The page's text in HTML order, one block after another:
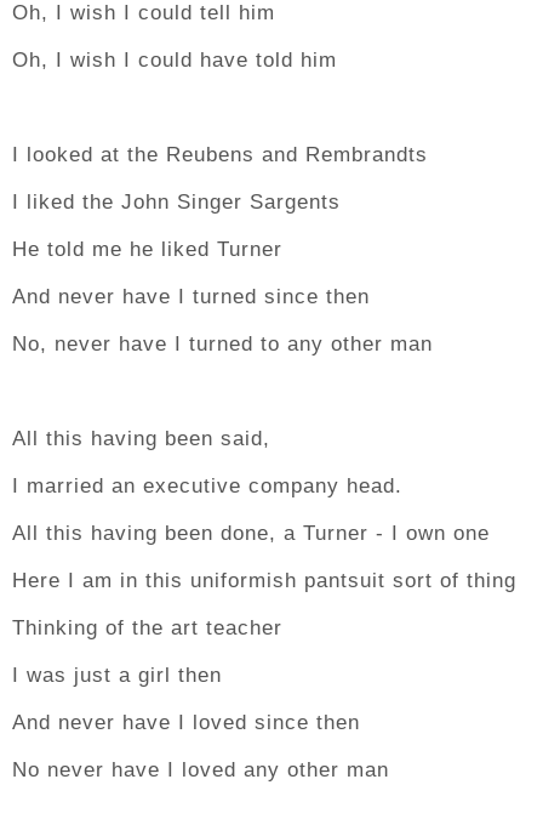
Oh, I wish I could tell him
Oh, I wish I could have told him
I looked at the Reubens and Rembrandts
I liked the John Singer Sargents
He told me he liked Turner
And never have I turned since then
No, never have I turned to any other man
All this having been said,
I married an executive company head.
All this having been done, a Turner - I own one
Here I am in this uniformish pantsuit sort of thing
Thinking of the art teacher
I was just a girl then
And never have I loved since then
No never have I loved any other man